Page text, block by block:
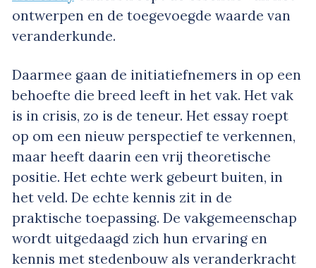
ontwerpen en de toegevoegde waarde van
veranderkunde.
Daarmee gaan de initiatiefnemers in op een
behoefte die breed leeft in het vak. Het vak
is in crisis, zo is de teneur. Het essay roept
op om een nieuw perspectief te verkennen,
maar heeft daarin een vrij theoretische
positie. Het echte werk gebeurt buiten, in
het veld. De echte kennis zit in de
praktische toepassing. De vakgemeenschap
wordt uitgedaagd zich hun ervaring en
kennis met stedenbouw als veranderkracht